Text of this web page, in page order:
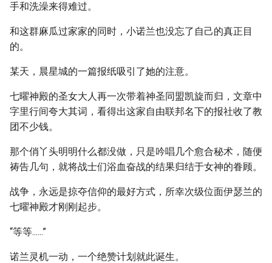
手和洗澡来得难过。
和这群麻瓜过家家的同时，小诺兰也没忘了自己的真正目
的。
某天，晨星城的一篇报纸吸引了她的注意。
七曜神殿的圣女大人再一次带着神圣同盟凯旋而归，文章中
字里行间夸大其词，看得出这家自由联邦名下的报社收了教
团不少钱。
那个俏丫头明明什么都没做，只是吟唱几个愈合秘术，随便
祷告几句，就将战士们浴血奋战的结果归结于女神的眷顾。
战争，永远是掠夺信仰的最好方式，所幸次级位面伊瑟兰的
七曜神殿才刚刚起步。
“等等......”
诺兰灵机一动，一个绝赞计划就此诞生。